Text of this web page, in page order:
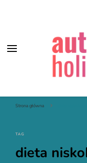
Autyzm
Strona główna
TAG
dieta